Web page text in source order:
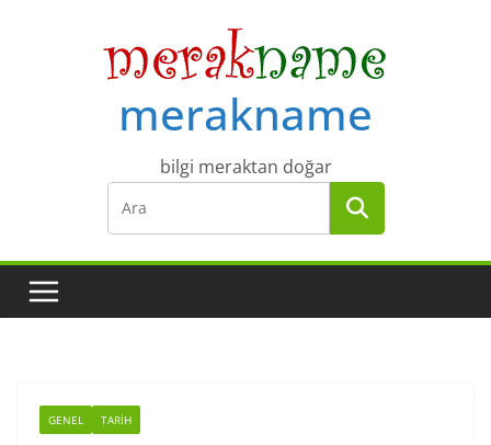
merakname
bilgi meraktan doğar
GENEL TARIH